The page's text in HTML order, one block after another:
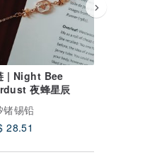
| Night Bee
夜蜂星辰
锗锡铅
28.51